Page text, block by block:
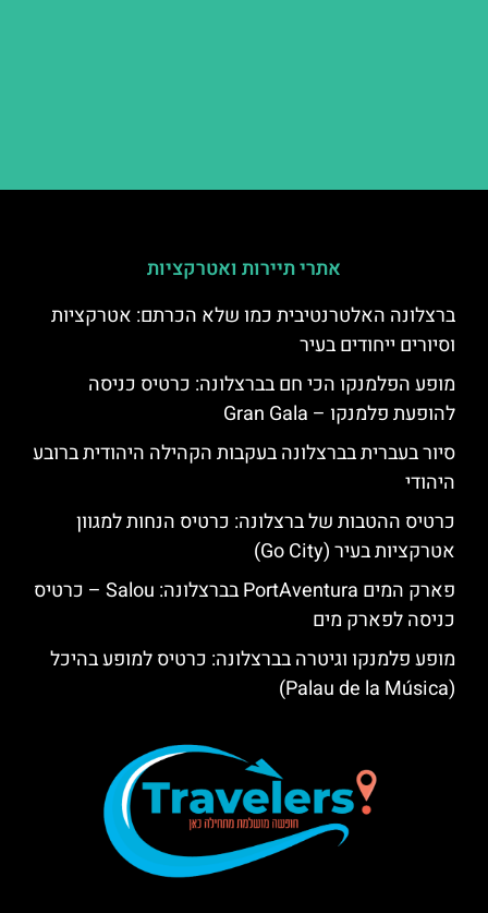
אתרי תיירות ואטרקציות
ברצלונה האלטרנטיבית כמו שלא הכרתם: אטרקציות
וסיורים ייחודים בעיר
מופע הפלמנקו הכי חם בברצלונה: כרטיס כניסה
להופעת פלמנקו – Gran Gala
סיור בעברית בברצלונה בעקבות הקהילה היהודית ברובע
היהודי
כרטיס ההטבות של ברצלונה: כרטיס הנחות למגוון
אטרקציות בעיר (Go City)
פארק המים PortAventura בברצלונה: Salou – כרטיס
כניסה לפארק מים
מופע פלמנקו וגיטרה בברצלונה: כרטיס למופע בהיכל
(Palau de la Música)